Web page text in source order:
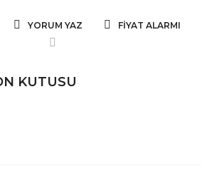
YORUM YAZ FIYAT ALARMI
KUTUSU